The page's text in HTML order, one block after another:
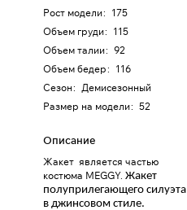
Рост модели: 175
Объем груди: 115
Объем талии: 92
Объем бедер: 116
Сезон: Демисезонный
Размер на модели: 52
Описание
Жакет является частью
костюма MEGGY. Жакет
полуприлегающего силуэта
в джинсовом стиле.